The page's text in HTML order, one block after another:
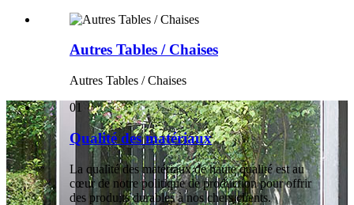
Autres Tables / Chaises
Autres Tables / Chaises
01
Qualité des matériaux
La qualité des matériaux de haute qualité est au
cœur de notre politique de production pour offrir
des produits durables à nos chers clients.